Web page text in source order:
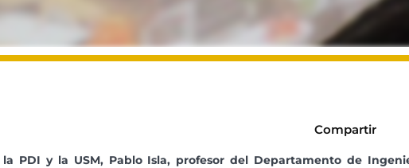
Compartir
PDI y la USM, Pablo Isla, profesor del Departamento de